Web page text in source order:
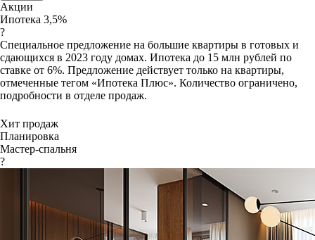
Акции
Ипотека 3,5%
?
Специальное предложение на большие квартиры в готовых и
сдающихся в 2023 году домах. Ипотека до 15 млн рублей по
ставке от 6%. Предложение действует только на квартиры,
отмеченные тегом «Ипотека Плюс». Количество ограничено,
подробности в отделе продаж.
Хит продаж
Планировка
Мастер-спальня
?